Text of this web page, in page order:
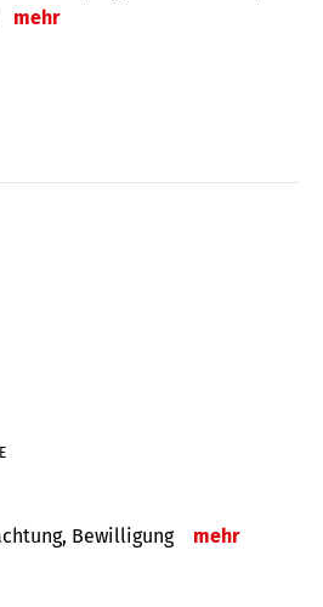
mehr
Bewilligung mehr